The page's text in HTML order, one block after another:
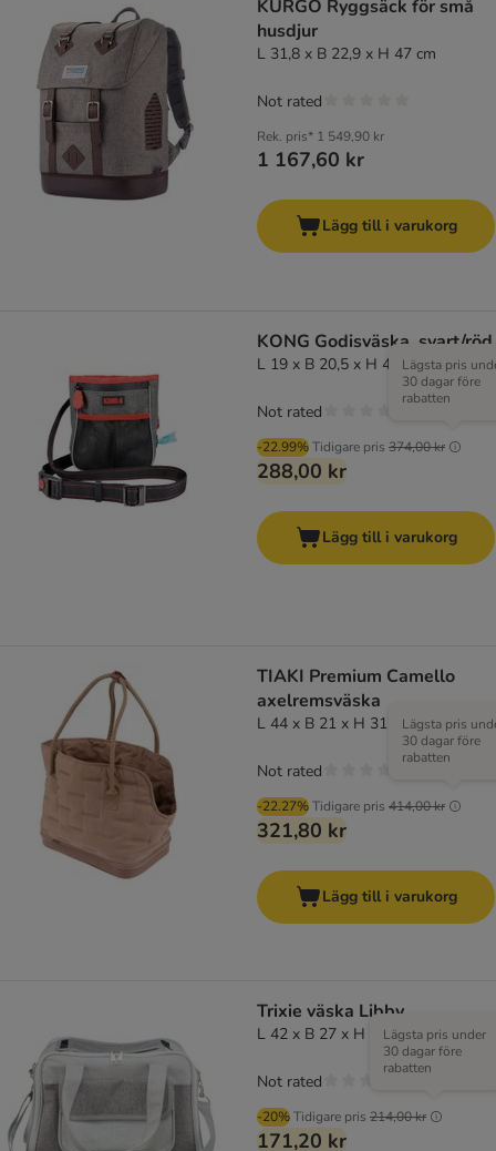
KURGO Ryggsäck för små
husdjur
L 31,8 x B 22,9 x H 47 cm
Rek. pris* 1 549,90 kr
1 167,60 kr
Not rated
Lägg till i varukorg
KONG Godisväska, svart/röd
L 19 x B 20,5 x H 4,5 cm
-22.99%Tidigare pris 374,00 kr
Lägsta pris
30 dagar före
rabatten
288,00 kr
Not rated
Lägg till i varukorg
TIAKI Premium Camello
axelremsväska
L 44 x B 21 x H 31 cm
-22.27%Tidigare pris 414,00 kr
Lägsta pris
30 dagar före
rabatten
321,80 kr
Not rated
Lägg till i varukorg
Trixie väska Libby
L 42 x B 27 x H 25 cm
-20%Tidigare pris 214,00 kr
Lägsta pris under
30 dagar före
rabatten
171,20 kr
Not rated